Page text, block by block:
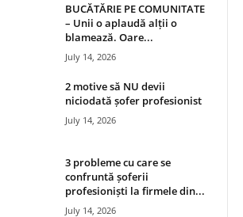
BUCĂTĂRIE PE COMUNITATE
– Unii o aplaudă alții o
blamează. Oare...
July 14, 2026
2 motive să NU devii
niciodată șofer profesionist
July 14, 2026
3 probleme cu care se
confruntă șoferii
profesioniști la firmele din...
July 14, 2026